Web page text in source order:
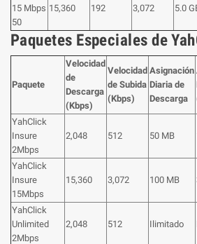
15 Mbps
50
15,360 192 3,072 5.0
Paquetes Especiales de
Paquete
Velocidad
de
Descarga
(Kbps)
Velocidad
de Subida
(Kbps)
Asignación
Diaria de
Descarga
YahClick
Insure
2Mbps
2,048 512 50 MB
YahClick
Insure
15Mbps
15,360 3,072 100 MB
YahClick
Unlimited
2Mbps
2,048 512 Ilimitado